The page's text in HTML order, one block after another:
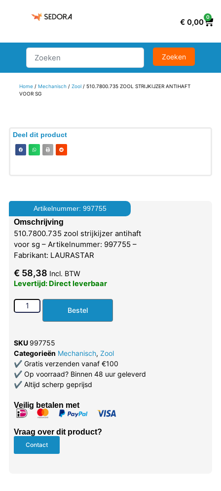
€ 0,00
0
Home/ Mechanisch/ Zool/ 510.7800.735 ZOOL STRIJKIJZER ANTIHAFT
VOOR SG
Deel dit product
Artikelnummer: 997755
Omschrijving
510.7800.735 zool strijkijzer antihaft
voor sg – Artikelnummer: 997755 –
Fabrikant: LAURASTAR
€ 58,38 Incl. BTW
Levertijd: Direct leverbaar
Bestel
SKU 997755
Categorieën Mechanisch, Zool
✔Gratis verzenden vanaf €100
✔Op voorraad? Binnen 48 uur geleverd
✔Altijd scherp geprijsd
Veilig betalen met
Vraag over dit product?
Contact